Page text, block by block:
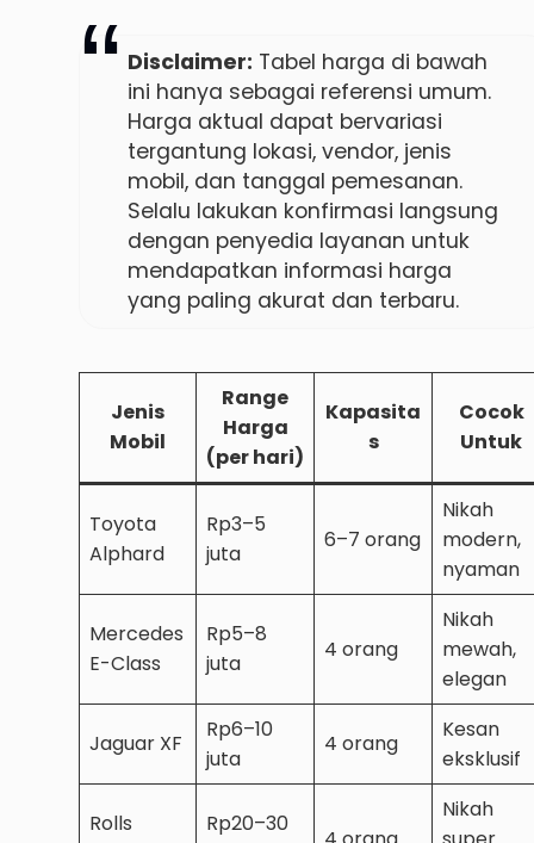
Disclaimer: Tabel harga di bawah
ini hanya sebagai referensi umum.
Harga aktual dapat bervariasi
tergantung lokasi, vendor, jenis
mobil, dan tanggal pemesanan.
Selalu lakukan konfirmasi langsung
dengan penyedia layanan untuk
mendapatkan informasi harga
yang paling akurat dan terbaru.
Jenis
Mobil
Range
Harga
(per hari)
Kapasita
s
Cocok
Untuk
Toyota
Alphard
Rp3–5
juta
6–7 orang
Nikah
modern,
nyaman
Mercedes
E-Class
Rp5–8
juta
4 orang
Nikah
mewah,
elegan
Jaguar XF
Rp6–10
juta
4 orang
Kesan
eksklusif
Rolls
Rp20–30
Nikah